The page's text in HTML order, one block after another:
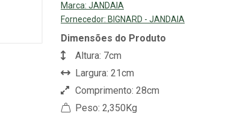
Marca: JANDAIA
Fornecedor: BIGNARD - JANDAIA
Dimensões do Produto
Altura: 7cm
Largura: 21cm
Comprimento: 28cm
Peso: 2,350Kg